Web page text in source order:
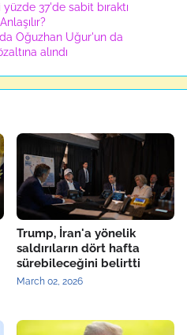
37'de sabit bıraktı
Oğuzhan Uğur'un da
alındı
Trump, İran'a yönelik
saldırıların dört hafta
sürebileceğini belirtti
March 02, 2026